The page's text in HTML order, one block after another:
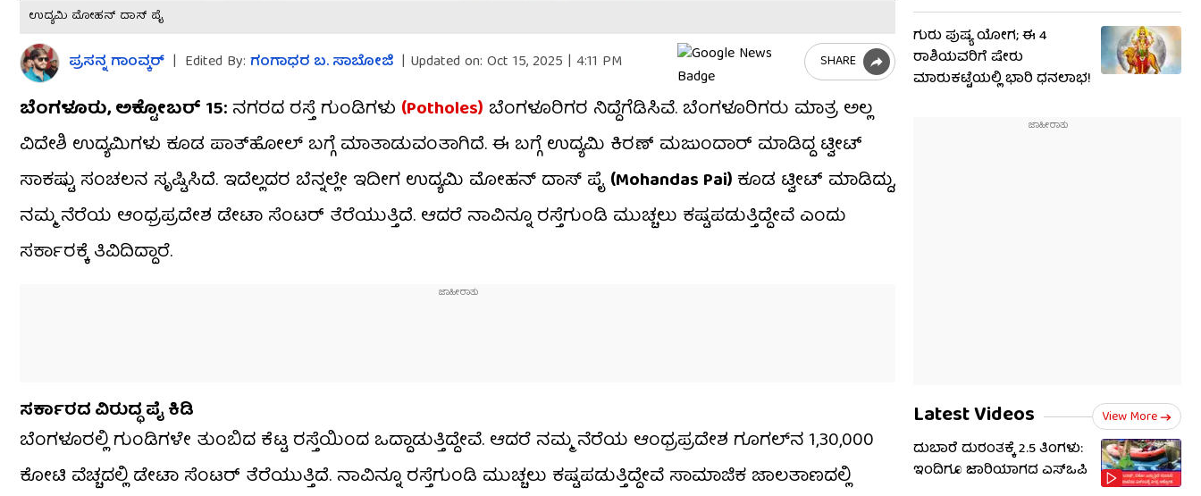
ಉದ್ಯಮಿ ಮೋಹನ್ ದಾಸ್ ಪೈ
ಪ್ರಸನ್ನ ಗಾಂವ್ಕರ್​ | Edited By: ಗಂಗಾಧರ​ ಬ. ಸಾಬೋಜಿ | Updated on: Oct 15, 2025 | 4:11 PM SHARE
ಬೆಂಗಳೂರು, ಅಕ್ಟೋಬರ್​​ 15:ನಗರದ ರಸ್ತೆ ಗುಂಡಿಗಳು (Potholes) ಬೆಂಗಳೂರಿಗರ ನಿದ್ದೆಗೆಡಿಸಿವೆ. ಬೆಂಗಳೂರಿಗರು ಮಾತ್ರ ಅಲ್ಲ
ವಿದೇಶಿ ಉದ್ಯಮಿಗಳು ಕೂಡ ಪಾತ್‌ಹೋಲ್‌ ಬಗ್ಗೆ ಮಾತಾಡುವಂತಾಗಿದೆ. ಈ ಬಗ್ಗೆ ಉದ್ಯಮಿ ಕಿರಣ್‌ ಮಜುಂದಾರ್‌ ಮಾಡಿದ್ದ ಟ್ವೀಟ್​​
ಸಾಕಷ್ಟು ಸಂಚಲನ ಸೃಷ್ಟಿಸಿದೆ. ಇದೆಲ್ಲದರ ಬೆನ್ನಲ್ಲೇ ಇದೀಗ ಉದ್ಯಮಿ ಮೋಹನ್ ದಾಸ್ ಪೈ(Mohandas Pai) ಕೂಡ ಟ್ವೀಟ್​​ ಮಾಡಿದ್ದು,
ನಮ್ಮ ನೆರೆಯ ಆಂಧ್ರಪ್ರದೇಶ ಡೇಟಾ ಸೆಂಟರ್ ತೆರೆಯುತ್ತಿದೆ. ಆದರೆ ನಾವಿನ್ನೂ ರಸ್ತೆಗುಂಡಿ ಮುಚ್ಚಲು ಕಷ್ಟಪಡುತ್ತಿದ್ದೇವೆ ಎಂದು
ಸರ್ಕಾರಕ್ಕೆ ತಿವಿದಿದ್ದಾರೆ.
ಸರ್ಕಾರದ ವಿರುದ್ಧ ಪೈ ಕಿಡಿ
ಬೆಂಗಳೂರಲ್ಲಿ ಗುಂಡಿಗಳೇ ತುಂಬಿದ ಕೆಟ್ಟ ರಸ್ತೆಯಿಂದ ಒದ್ದಾಡುತ್ತಿದ್ದೇವೆ. ಆದರೆ ನಮ್ಮ ನೆರೆಯ ಆಂಧ್ರಪ್ರದೇಶ ಗೂಗಲ್​ನ 1,30,000
ಕೋಟಿ ವೆಚ್ಚದಲ್ಲಿ ಡೇಟಾ ಸೆಂಟರ್ ತೆರೆಯುತ್ತಿದೆ. ನಾವಿನ್ನೂ ರಸ್ತೆಗುಂಡಿ ಮುಚ್ಚಲು ಕಷ್ಟಪಡುತ್ತಿದ್ದೇವೆ ಸಾಮಾಜಿಕ ಜಾಲತಾಣದಲ್ಲಿ
ಗುರು ಪುಷ್ಯ ಯೋಗ; ಈ 4
ರಾಶಿಯವರಿಗೆ ಷೇರು
ಮಾರುಕಟ್ಟೆಯಲ್ಲಿ ಭಾರಿ ಧನಲಾಭ!
Latest Videos View More
ದುಬಾರೆ ದುರಂತಕ್ಕೆ 2.5 ತಿಂಗಳು:
ಇಂದಿಗೂ ಜಾರಿಯಾಗದ ಎಸ್‌ಒಪಿ